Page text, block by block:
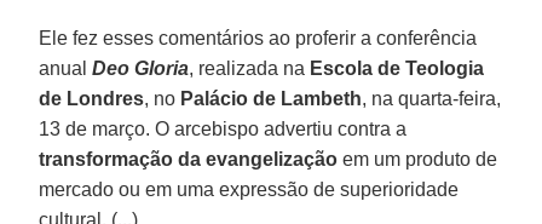
Ele fez esses comentários ao proferir a conferência
anualDeo Gloria, realizada na Escola de Teologia
de Londres, no Palácio de Lambeth, na quarta-feira,
13 de março. O arcebispo advertiu contra a
transformação da evangelização em um produto de
mercado ou em uma expressão de superioridade
cultural. (...)